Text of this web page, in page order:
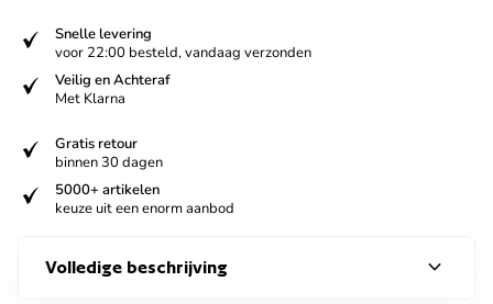
verified
Snelle levering
voor 22:00 besteld, vandaag verzonden
verified
Veilig en Achteraf
Met Klarna
verified
Gratis retour
binnen 30 dagen
verified
5000+ artikelen
keuze uit een enorm aanbod
Volledige beschrijving expand_more